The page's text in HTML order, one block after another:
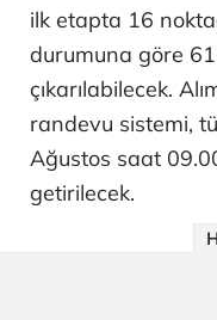
ilk etapta 16
durumuna göre
çıkarılabilecek.
randevu sistemi,
Ağustos saat
getirilecek.